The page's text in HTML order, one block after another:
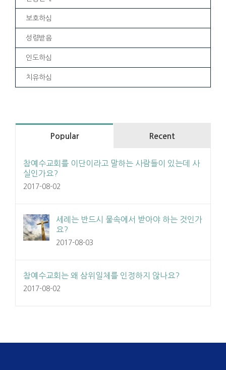
보호하심
성령받음
인도하심
치유하심
Popular Recent
참예수교회를 이단이라고 말하는 사람들이 있는데 사
실인가요?
2017-08-02
세례는 반드시 물속에서 받아야 하는 것인가
요?
2017-08-03
참예수교회는 왜 삼위일체를 인정하지 않나요?
2017-08-02